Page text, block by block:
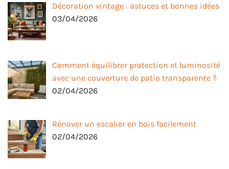
Décoration vintage : astuces et bonnes idées
03/04/2026
Comment équilibrer protection et luminosité
avec une couverture de patio transparente ?
02/04/2026
Rénover un escalier en bois facilement
02/04/2026